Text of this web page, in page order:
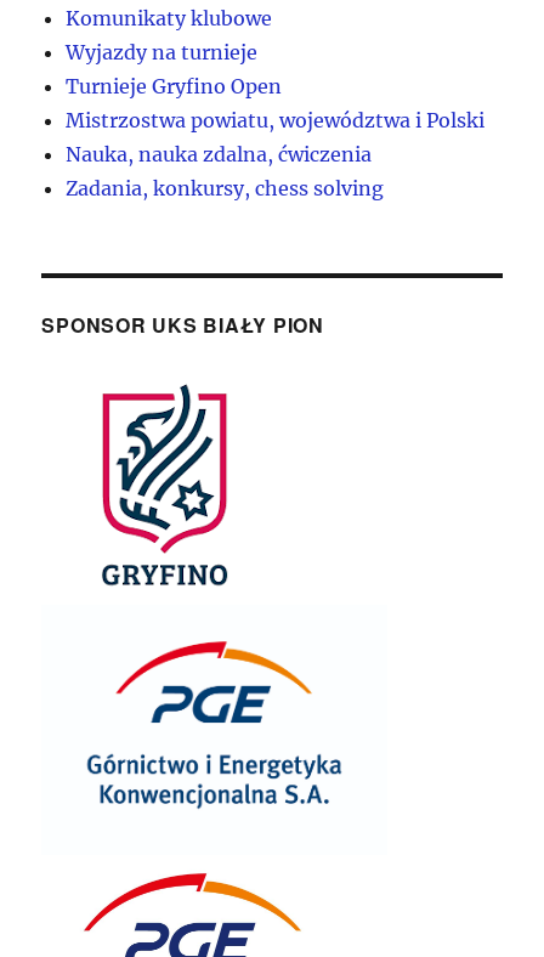
Komunikaty klubowe
Wyjazdy na turnieje
Turnieje Gryfino Open
Mistrzostwa powiatu, województwa i Polski
Nauka, nauka zdalna, ćwiczenia
Zadania, konkursy, chess solving
SPONSOR UKS BIAŁY PION